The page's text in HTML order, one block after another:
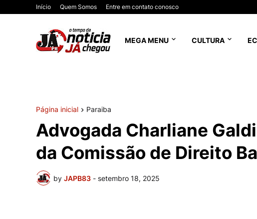
Início Quem Somos Entre em contato conosco
MEGA MENU CULTURA
Página inicial Paraiba
Advogada Charliane
da Comissão de Direito
by JAPB83 - setembro 18, 2025